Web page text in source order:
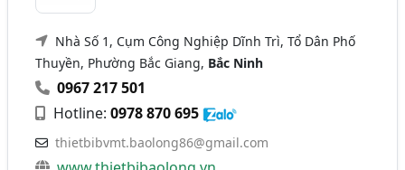
Nhà Số 1, Cụm Công Nghiệp Dĩnh Trì, Tổ Dân Phố
Thuyền, Phường Bắc Giang, Bắc Ninh
0967 217 501
Hotline:0978 870 695
thietbibvmt.baolong86@gmail.com